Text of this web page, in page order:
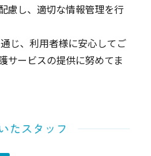
慮し、適切な情報管理を行
じ、利用者様に安心してご
サービスの提供に努めてま